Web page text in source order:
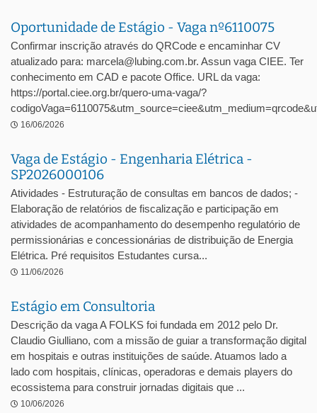
Oportunidade de Estágio - Vaga nº6110075
Confirmar inscrição através do QRCode e encaminhar CV
atualizado para: marcela@lubing.com.br. Assun vaga CIEE. Ter
conhecimento em CAD e pacote Office. URL da vaga:
https://portal.ciee.org.br/quero-uma-vaga/?
16/06/2026
Vaga de Estágio - Engenharia Elétrica -
SP2026000106
Atividades - Estruturação de consultas em bancos de dados; -
Elaboração de relatórios de fiscalização e participação em
atividades de acompanhamento do desempenho regulatório de
permissionárias e concessionárias de distribuição de Energia
Elétrica. Pré requisitos Estudantes cursa...
11/06/2026
Estágio em Consultoria
Descrição da vaga A FOLKS foi fundada em 2012 pelo Dr.
Claudio Giulliano, com a missão de guiar a transformação digital
em hospitais e outras instituições de saúde. Atuamos lado a
lado com hospitais, clínicas, operadoras e demais players do
ecossistema para construir jornadas digitais que ...
10/06/2026